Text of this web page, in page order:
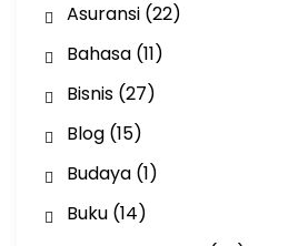
Asuransi(22)
Bahasa(11)
Bisnis(27)
Blog(15)
Budaya(1)
Buku(14)